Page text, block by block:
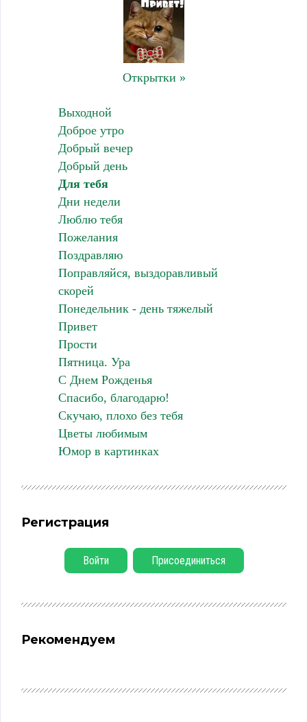
Открытки »
Выходной
Доброе утро
Добрый вечер
Добрый день
Для тебя
Дни недели
Люблю тебя
Пожелания
Поздравляю
Поправляйся, выздоравливый
скорей
Понедельник - день тяжелый
Привет
Прости
Пятница. Ура
С Днем Рожденья
Спасибо, благодарю!
Скучаю, плохо без тебя
Цветы любимым
Юмор в картинках
Регистрация
Войти Присоединиться
Рекомендуем